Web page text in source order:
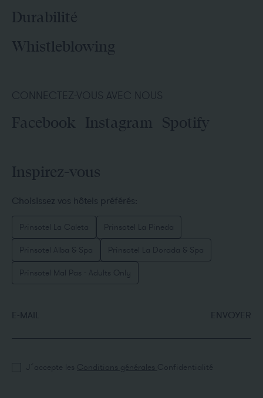
Durabilité
Whistleblowing
CONNECTEZ-VOUS AVEC NOUS
Facebook Instagram Spotify
Inspirez-vous
Choisissez vos hôtels préférés:
Prinsotel La Caleta Prinsotel La Pineda
Prinsotel Alba & Spa Prinsotel La Dorada & Spa
Prinsotel Mal Pas - Adults Only
E-MAIL ENVOYER
J´accepte les Conditions générales Confidentialité